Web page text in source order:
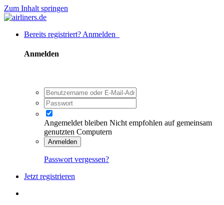
Zum Inhalt springen
Bereits registriert? Anmelden
Anmelden
Angemeldet bleiben Nicht empfohlen auf gemeinsam
genutzten Computern
Anmelden
Passwort vergessen?
Jetzt registrieren